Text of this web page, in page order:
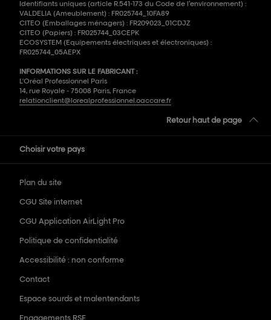
Identifiants uniques (article R.541-173 du Code de l’environnement) :
VALDELIA (Ameublement) : FR025744_10FA89
CITEO (Emballages ménagers) : FR209023_01CDJZ
CITEO (Papiers) : FR025744_03CEPK
ECOSYSTEM (Equipements électriques et électroniques) :
FR025744_05AEPX
INFORMATIONS SUR LE FABRICANT :
L'Oréal Professionnel Paris
14, rue Royale - 75008 Paris, France
relationclient@lorealprofessionnel.oaccare.fr
Retour haut de page
Choisir votre pays
Plan du site
CGU Site internet
CGU Application AirLight Pro
Politique de confidentialité
Accessibilité : non conforme
Contact
Espace sourds et malentendants
Engagements RSE